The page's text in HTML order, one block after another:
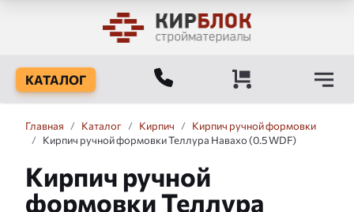
КАТАЛОГ
Главная / Каталог / Кирпич /
Кирпич ручной формовки
/
Кирпич ручной формовки Теллура Навахо (0.5 WDF)
Кирпич ручной
формовки Теллура